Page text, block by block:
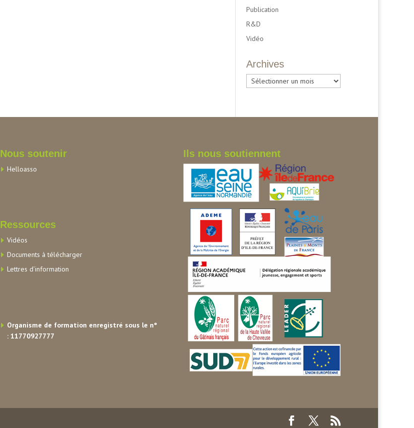
Publication
R&D
Vidéo
Archives
Archives
Nous soutenir
Helloasso
Ressources
Vidéos
Documents à télécharger
Lettres d’information
Organisme de formation enregistré sous le n°
: 11770927777
Ils nous soutiennent